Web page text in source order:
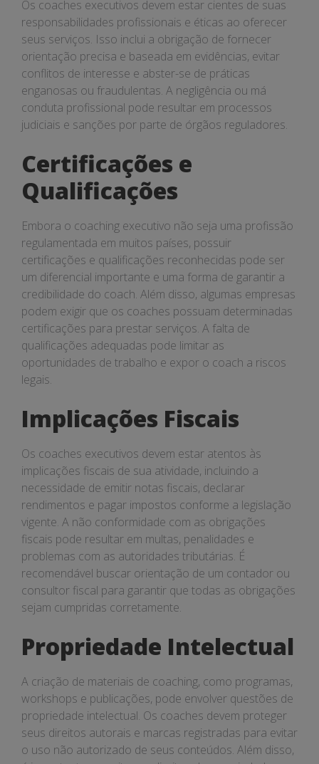
Os coaches executivos devem estar cientes de suas
responsabilidades profissionais e éticas ao oferecer
seus serviços. Isso inclui a obrigação de fornecer
orientação precisa e baseada em evidências, evitar
conflitos de interesse e abster-se de práticas
enganosas ou fraudulentas. A negligência ou má
conduta profissional pode resultar em processos
judiciais e sanções por parte de órgãos reguladores.
Certificações e
Qualificações
Embora o coaching executivo não seja uma profissão
regulamentada em muitos países, possuir
certificações e qualificações reconhecidas pode ser
um diferencial importante e uma forma de garantir a
credibilidade do coach. Além disso, algumas empresas
podem exigir que os coaches possuam determinadas
certificações para prestar serviços. A falta de
qualificações adequadas pode limitar as
oportunidades de trabalho e expor o coach a riscos
legais.
Implicações Fiscais
Os coaches executivos devem estar atentos às
implicações fiscais de sua atividade, incluindo a
necessidade de emitir notas fiscais, declarar
rendimentos e pagar impostos conforme a legislação
vigente. A não conformidade com as obrigações
fiscais pode resultar em multas, penalidades e
problemas com as autoridades tributárias. É
recomendável buscar orientação de um contador ou
consultor fiscal para garantir que todas as obrigações
sejam cumpridas corretamente.
Propriedade Intelectual
A criação de materiais de coaching, como programas,
workshops e publicações, pode envolver questões de
propriedade intelectual. Os coaches devem proteger
seus direitos autorais e marcas registradas para evitar
o uso não autorizado de seus conteúdos. Além disso,